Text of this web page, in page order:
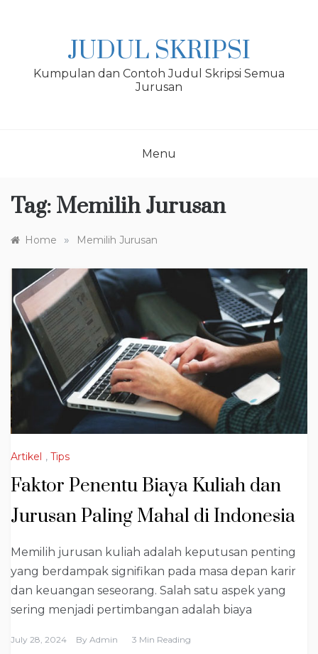
JUDUL SKRIPSI
Kumpulan dan Contoh Judul Skripsi Semua
Jurusan
Menu
Tag: Memilih Jurusan
Home » Memilih Jurusan
Artikel , Tips
Faktor Penentu Biaya Kuliah dan
Jurusan Paling Mahal di Indonesia
Memilih jurusan kuliah adalah keputusan penting
yang berdampak signifikan pada masa depan karir
dan keuangan seseorang. Salah satu aspek yang
sering menjadi pertimbangan adalah biaya
July 28, 2024 By Admin 3 Min Reading